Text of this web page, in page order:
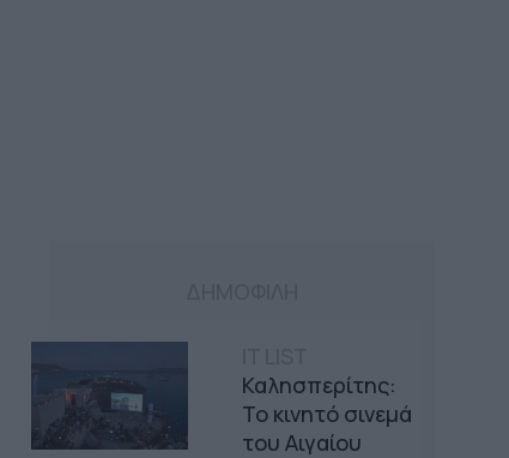
Καλησπερίτης:
Το κινητό σινεμά
του Αιγαίου